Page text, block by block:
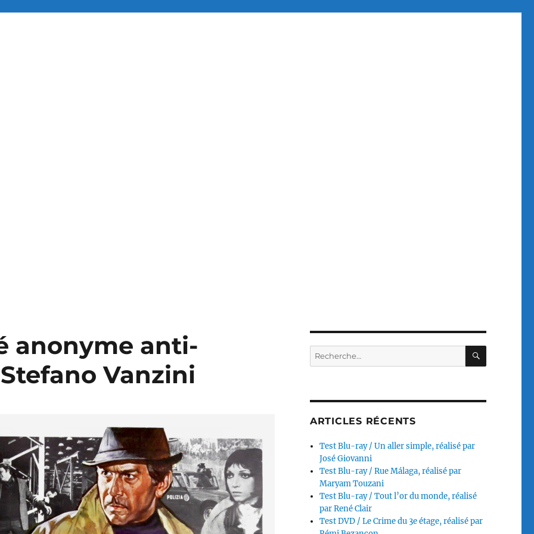
anonyme anti-
Vanzini
Recherche
pour :
ARTICLES RÉCENTS
Test Blu-ray / Un aller simple, réalisé par
José Giovanni
Test Blu-ray / Rue Málaga, réalisé par
Maryam Touzani
Test Blu-ray / Tout l’or du monde, réalisé
par René Clair
Test DVD / Le Crime du 3e étage, réalisé par